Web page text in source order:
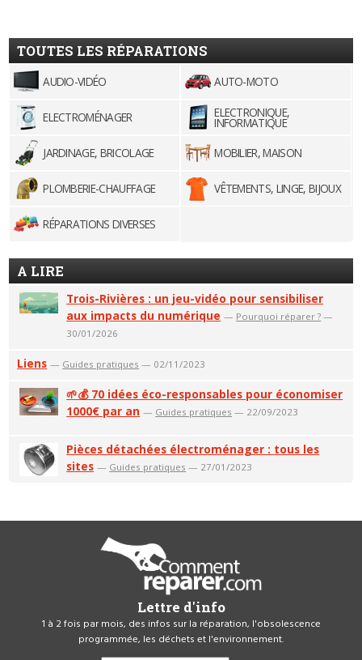
TOUTES LES RÉPARATIONS
AUDIO-VIDÉO AUTO-MOTO
ELECTROMÉNAGER ELECTRONIQUE,
INFORMATIQUE
JARDINAGE, BRICOLAGE
MOBILIER, MAISON
PLOMBERIE-CHAUFFAGE VÊTEMENTS, LINGE, BIJOUX
RÉPARATIONS DIVERSES
A LIRE
Trois-Rivières : un jeu-vidéo pour sensibiliser
aux impacts du numérique — Pourquoi réparer ? —
30/01/2026
Liens — Guides pratiques — 02/11/2023
🌱💰 70 idées éco-responsables pour économiser
1000€ par an — Guides pratiques — 22/09/2023
Pièces détachées électroménager : tous les
sites — Guides pratiques — 27/01/2023
Lettre d'info
1 à 2 fois par mois, des infos sur la réparation, l'obsolescence
programmée, les déchets et l'environnement.